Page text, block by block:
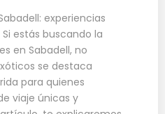
experiencias
estás buscando la
en Sabadell, no
se destaca
para quienes
viaje únicas y